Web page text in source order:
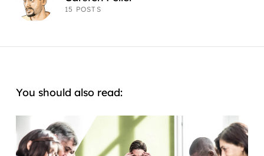
15 POSTS
You should also read: